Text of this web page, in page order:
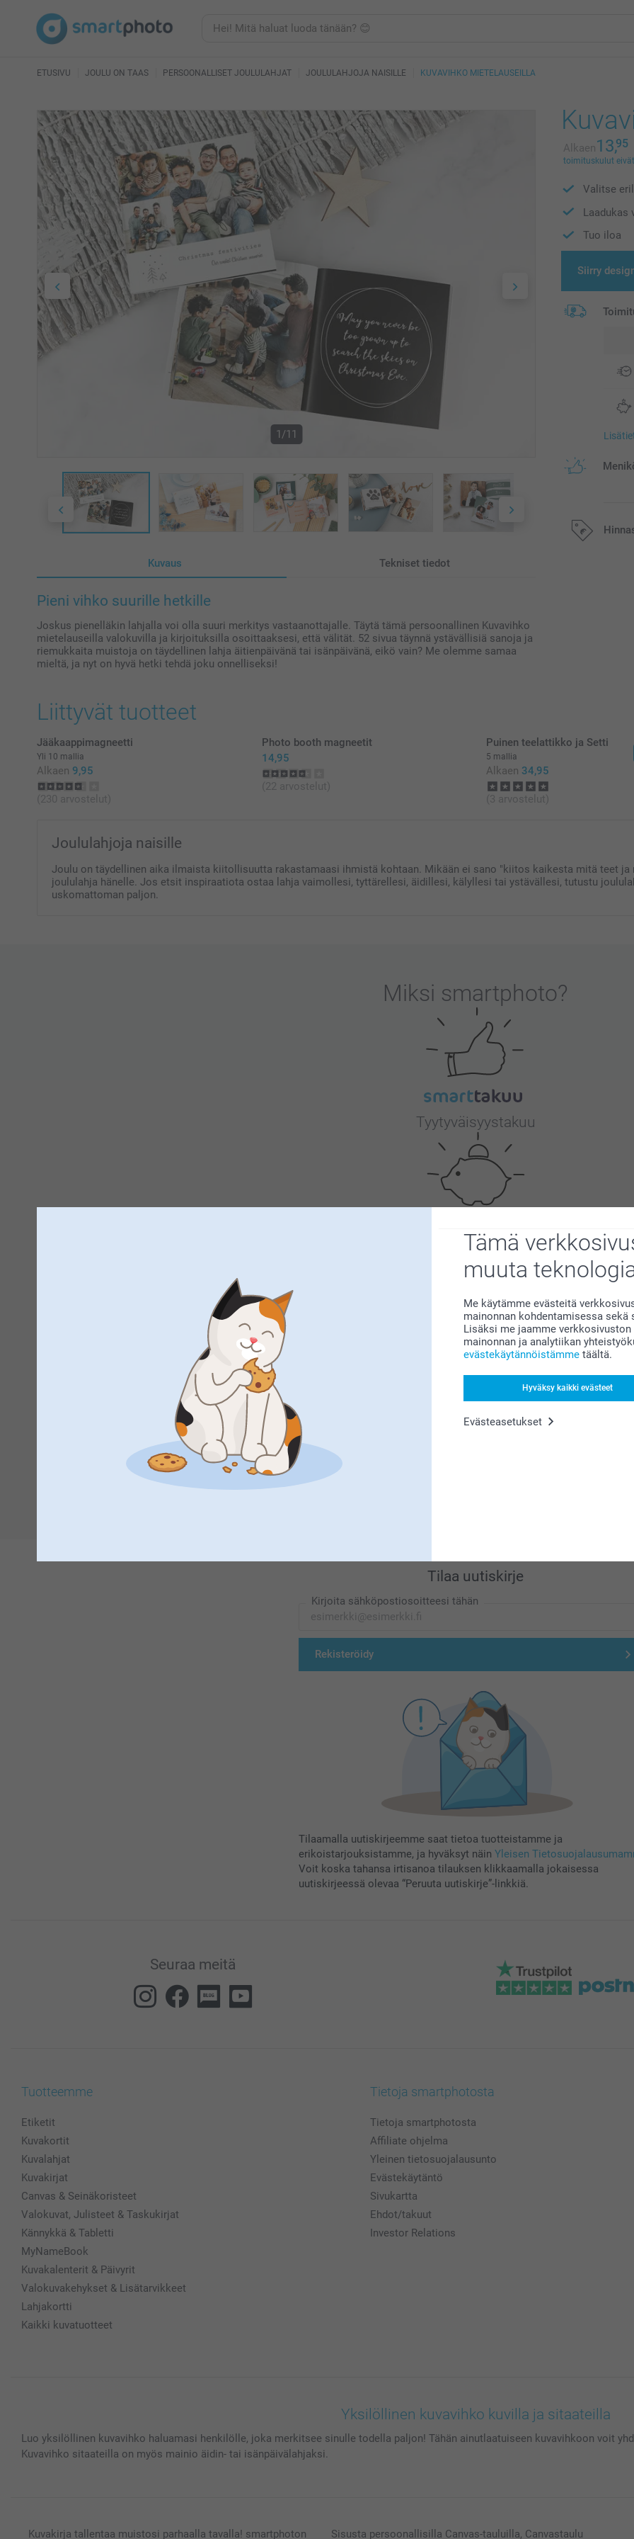
Tämä
muuta
Me käytämme evästeitä
mainonnan kohdentamisessa
Lisäksi me jaamme
mainonnan ja analytiikan
evästekäytännöistämme täältä.
Hyväksy kaikki evästeet
Evästeasetukset
ETUSIVU JOULU ON TAAS PERSOONALLISET JOULULAHJAT JOULULAHJOJA NAISILLE KUVAVIHKO MIETELAUSEILLA
1/11
Kuvaus Tekniset tiedot
Pieni vihko suurille hetkille
Joskus pienelläkin lahjalla voi olla suuri merkitys vastaanottajalle. Täytä tämä persoonallinen Kuvavihko
mietelauseilla valokuvilla ja kirjoituksilla osoittaaksesi, että välität. 52 sivua täynnä ystävällisiä sanoja ja
riemukkaita muistoja on täydellinen lahja äitienpäivänä tai isänpäivänä, eikö vain? Me olemme samaa
mieltä, ja nyt on hyvä hetki tehdä joku onnelliseksi!
Alkaen13,95
toimituskulut
Valitse
Laadukas
Tuo iloa
Siirry
Liittyvät tuotteet
Jääkaappimagneetti
Yli 10 mallia
Alkaen 9,95
(230 arvostelut)
Photo booth magneetit
14,95
(22 arvostelut)
Puinen teelattikko ja Setti
5 mallia
Alkaen 34,95
(3 arvostelut)
Joululahjoja naisille
Joulu on täydellinen aika ilmaista kiitollisuutta rakastamaasi ihmistä kohtaan. Mikään ei sano "kiitos kaikesta mitä teet
joululahja hänelle. Jos etsit inspiraatiota ostaa lahja vaimollesi, tyttärellesi, äidillesi, kälyllesi tai ystävällesi, tutustu
uskomattoman paljon.
Miksi smartphoto?
Tyytyväisyystakuu
Bonusta kaikista tilauksista
Etsitkö inspiraatiota?
Tilaa uutiskirje
Kirjoita sähköpostiosoitteesi tähän
Rekisteröidy
Tilaamalla uutiskirjeemme saat tietoa tuotteistamme ja
erikoistarjouksistamme, ja hyväksyt näin Yleisen
Voit koska tahansa irtisanoa tilauksen klikkaamalla jokaisessa
uutiskirjeessä olevaa “Peruuta uutiskirje”-linkkiä.
Seuraa meitä
Tuotteemme
Etiketit
Kuvakortit
Kuvalahjat
Kuvakirjat
Canvas & Seinäkoristeet
Valokuvat, Julisteet & Taskukirjat
Kännykkä & Tabletti
MyNameBook
Kuvakalenterit & Päivyrit
Valokuvakehykset & Lisätarvikkeet
Lahjakortti
Kaikki kuvatuotteet
Tietoja smartphotosta
Tietoja smartphotosta
Affiliate ohjelma
Yleinen tietosuojalausunto
Evästekäytäntö
Sivukartta
Ehdot/takuut
Investor Relations
Yksilöllinen kuvavihko kuvilla ja sitaateilla
Luo yksilöllinen kuvavihko haluamasi henkilölle, joka merkitsee sinulle todella paljon! Tähän ainutlaatuiseen kuvavihkoon voit
Kuvavihko sitaateilla on myös mainio äidin- tai isänpäivälahjaksi.
Kuvakirja tallentaa muistosi parhaalla tavalla! smartphoton Sisusta persoonallisilla Canvas-tauluilla, Canvastaulu